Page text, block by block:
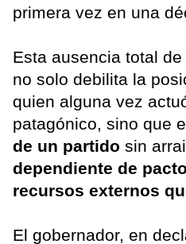
primera vez en una
Esta ausencia total
no solo debilita la
quien alguna vez
patagónico, sino que
de un partido sin
dependiente de
recursos externos
El gobernador, en